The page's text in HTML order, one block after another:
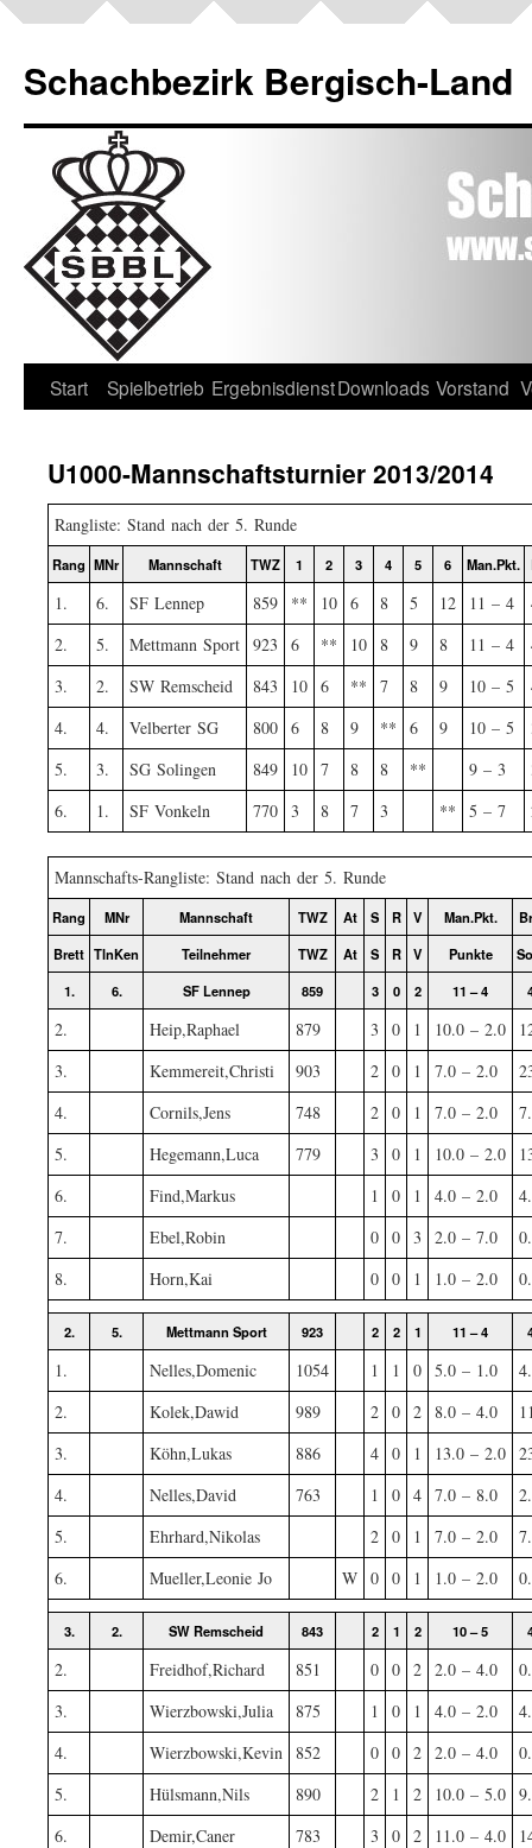
Schachbezirk Bergisch-Land
Start Spielbetrieb ErgebnisdienstDownloads Vorstand
U1000-Mannschaftsturnier 2013/2014
Rangliste: Stand nach der 5. Runde
Rang MNr Mannschaft TWZ 1 2 3 4 5 6 Man.Pkt.
1. 6. SF Lennep 859 ** 10 6 8 5 12 11 – 4
2.
5. Mettmann Sport 923 6 ** 10 8 9 8 11 – 4
3.
2. SW Remscheid 843 10 6 ** 7 8 9 10 – 5
4.
4. Velberter SG 800 6 8 9 ** 6 9 10 – 5
5.
3. SG Solingen 849 10 7 8 8 ** 9 – 3
6.
1. SF Vonkeln 770 3 8 7 3 ** 5 – 7
Mannschafts-Rangliste: Stand nach der 5. Runde
Rang MNr Mannschaft TWZ At S R V Man.Pkt.
Brett TlnKen Teilnehmer TWZ At S R V Punkte
1.
6. SF Lennep 859 3 0 2 11 – 4
2. Heip,Raphael 879 3 0 1 10.0 – 2.0
3.
Kemmereit,Christi 903 2 0 1 7.0 – 2.0
4.
Cornils,Jens 748 2 0 1 7.0 – 2.0
5.
Hegemann,Luca 779 3 0 1 10.0 – 2.0
6.
Find,Markus 1 0 1 4.0 – 2.0
7.
Ebel,Robin 0 0 3 2.0 – 7.0
8.
Horn,Kai 0 0 1 1.0 – 2.0
2. 5. Mettmann Sport 923 2 2 1 11 – 4
1. Nelles,Domenic 1054 1 1 0 5.0 – 1.0
2.
Kolek,Dawid 989 2 0 2 8.0 – 4.0
3.
Köhn,Lukas 886 4 0 1 13.0 – 2.0
4.
Nelles,David 763 1 0 4 7.0 – 8.0
5.
Ehrhard,Nikolas 2 0 1 7.0 – 2.0
6.
Mueller,Leonie Jo W 0 0 1 1.0 – 2.0
3. 2. SW Remscheid 843 2 1 2 10 – 5
2. Freidhof,Richard 851 0 0 2 2.0 – 4.0
3.
Wierzbowski,Julia 875 1 0 1 4.0 – 2.0
4.
Wierzbowski,Kevin 852 0 0 2 2.0 – 4.0
5.
Hülsmann,Nils 890 2 1 2 10.0 – 5.0
6.
Demir,Caner 783 3 0 2 11.0 – 4.0